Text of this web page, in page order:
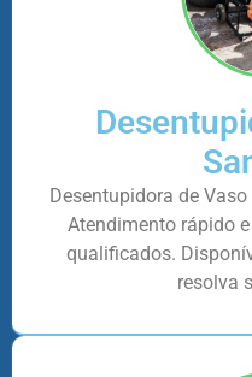
Desentupidora de
Atendimento rápido
qualificados.
resolva